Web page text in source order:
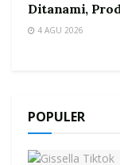
Ditanami,
4 AGU 2026
POPULER